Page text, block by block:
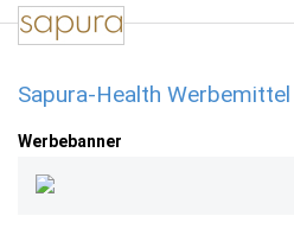
Sapura-Health
Werbebanner